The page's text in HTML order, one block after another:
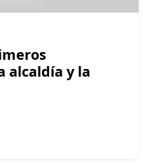
alcaldía y la